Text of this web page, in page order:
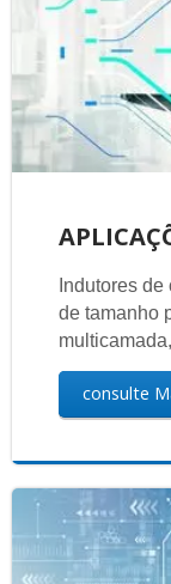
Indutores
de tamanho
consulte